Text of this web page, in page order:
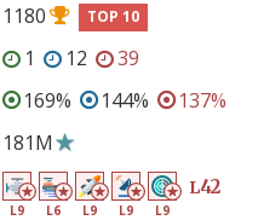
1180 TOP 10
1 12
39
169% 144%
137%
181M
L9 L6 L9 L9 L9
L42